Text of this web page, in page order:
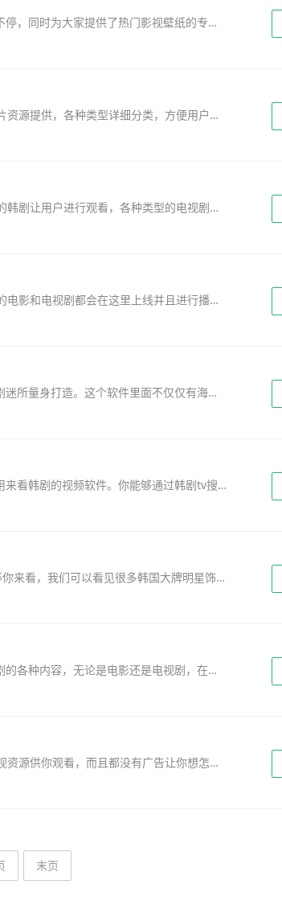
韩剧剧情神器app为用户提供最新电视剧电影资讯，各种影视视频刷不停，同时为大家提供了热门影视壁纸的专区，在线制作视频也是可以的，喜欢追韩剧的小伙伴快来体验一下吧！韩剧...
老韩综极速版是款专为喜欢看韩剧的影迷们所提供，超多热门韩剧影片资源提供，各种类型详细分类，方便用户们在线来选择观看，超高清画质内容，让你随时找到你所想看的韩剧，同...
韩剧盒子去广告版是一款全部都是韩剧的影视追剧软件，这里有海量的韩剧让用户进行观看，各种类型的电视剧都可以在这里找到，并且用户不需要登录与看广告就可以直接观看，其中...
韩剧大全去广告版是一款包含了所有韩剧资源的影视软件，韩国热门的电影和电视剧都会在这里上线并且进行播放，所有的资源都是免费的，并且软件也去除了其中的广告，让用户可以...
韩迷tv手机版是一个集合了超多经典韩剧的追剧软件，专门为广大韩剧迷所量身打造。这个软件里面不仅仅有海量韩剧资源，还有优质解说、花絮等内容，非常精彩。如果你也喜欢看韩剧...
韩剧tv红色版本最新版本是一款非常好用得视频软件。他是一个专门用来看韩剧的视频软件。你能够通过韩剧tv搜索到所有的韩剧，而且都是正版超清的哦！不仅仅只有韩剧，还有美剧、...
韩剧tv粉色的版本app是一款追韩剧app，这里有最全面最新的韩剧等你来看，我们可以看见很多韩国大牌明星饰演的电视剧、电影，软件还有播放记录让我们轻松追剧，喜欢这款软件的话，...
韩剧大全播放app为用户带来精彩的韩剧追剧体验，软件上包含了韩剧的各种内容，无论是电影还是电视剧，在这个播放平台上都能找到对应的分类板块。喜欢追剧的小伙伴可以下载这个...
韩剧大全电视剧大全免费版是看韩剧的软件，在上面有很多韩剧的影视资源供你观看，而且都没有广告让你想怎么看就怎么看，而且还可以搜索到你喜欢的欧巴的韩剧哦，是一个很好用...
末页